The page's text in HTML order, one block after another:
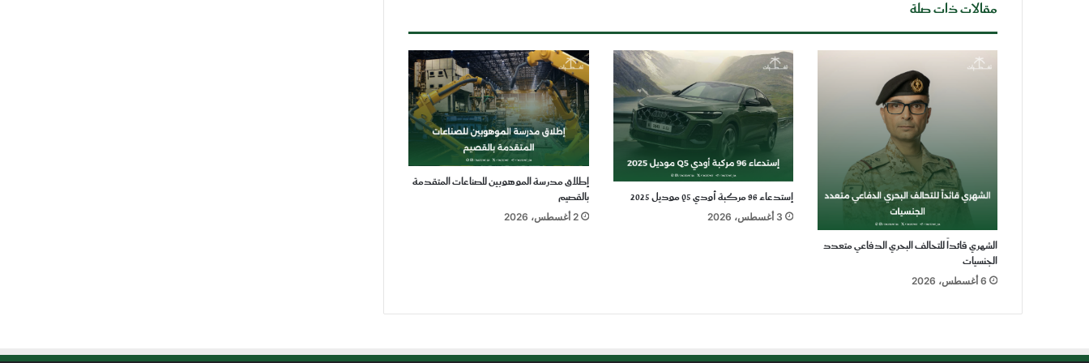
مقالات ذات صلة
الشهري قائداً للتحالف البحري الدفاعي متعدد
الجنسيات
6 أغسطس، 2026
إستدعاء 96 مركبة أودي Q5 موديل 2025
3 أغسطس، 2026
إطلاق مدرسة الموهوبين للصناعات المتقدمة
بالقصيم
2 أغسطس، 2026